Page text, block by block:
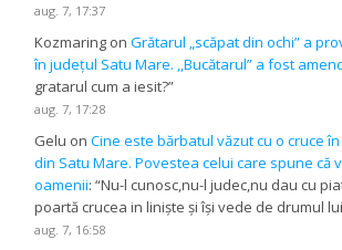
aug. 7, 17:37
Kozmaring onGrătarul „scăpat din ochi” a
în județul Satu Mare. ,,Bucătarul” a fost
gratarul cum a iesit?”
aug. 7, 17:28
Gelu onCine este bărbatul văzut cu o cruce
din Satu Mare. Povestea celui care spune că
oamenii: “Nu-l cunosc,nu-l judec,nu dau cu
poartă crucea in liniște și își vede de drumul
aug. 7, 16:58